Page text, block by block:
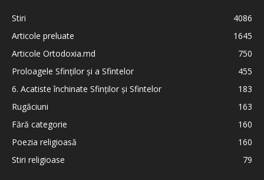
Stiri
4086
Articole preluate
1645
Articole Ortodoxia.md
750
Proloagele Sfinților și a Sfintelor
455
6. Acatiste închinate Sfinților și Sfintelor
183
Rugăciuni
163
Fără categorie
160
Poezia religioasă
160
Stiri religioase
79